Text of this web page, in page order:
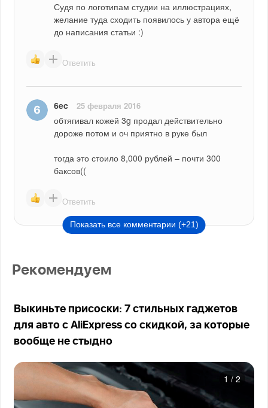
Судя по логотипам студии на иллюстрациях,
желание туда сходить появилось у автора ещё
до написания статьи :)
Ответить
6ec 25 февраля 2016
обтягивал кожей 3g продал действительно
дороже потом и оч приятно в руке был
тогда это стоило 8,000 рублей – почти 300
баксов((
Ответить
Показать все комментарии (+21)
Рекомендуем
Выкиньте присоски: 7 стильных гаджетов
для авто с AliExpress со скидкой, за которые
вообще не стыдно
1 / 2